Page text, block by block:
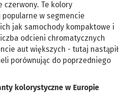
Te kolory
w segmencie
jak samochody kompaktowe i
odcieni chromatycznych
aut większych - tutaj nastąpił
porównując do poprzedniego
kolorystyczne w Europie